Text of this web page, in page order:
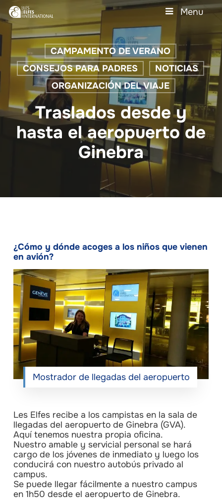
Skip
to
main
content
Menu
CAMPAMENTO DE VERANO
CONSEJOS PARA PADRES
NOTICIAS
ORGANIZACIÓN DEL VIAJE
Traslados desde y
hasta el aeropuerto de
Ginebra
¿Cómo y dónde acoges a los niños que vienen
en avión?
Mostrador de llegadas del aeropuerto
Les Elfes recibe a los campistas en la sala de
llegadas del aeropuerto de Ginebra (GVA).
Aquí tenemos nuestra propia oficina.
Nuestro amable y servicial personal se hará
cargo de los jóvenes de inmediato y luego los
conducirá con nuestro autobús privado al
campus.
Se puede llegar fácilmente a nuestro campus
en 1h50 desde el aeropuerto de Ginebra.
Menu